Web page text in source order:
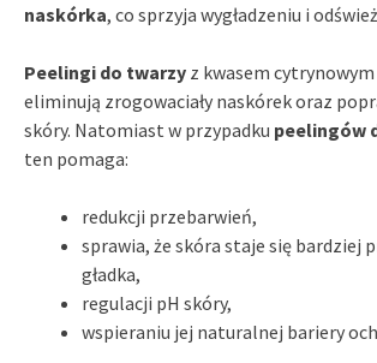
naskórka, co sprzyja wygładzeniu i
Peelingi do twarzy z kwasem
eliminują zrogowaciały naskórek oraz
skóry. Natomiast w przypadku peelingów
ten pomaga:
redukcji przebarwień,
sprawia, że skóra staje się bardziej
gładka,
regulacji pH skóry,
wspieraniu jej naturalnej bariery